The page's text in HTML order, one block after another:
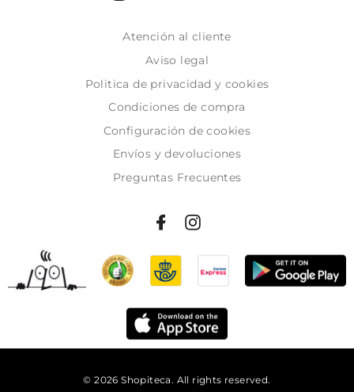
Atención al cliente
Aviso legal
Politica de privacidad y cookies
Condiciones de compra
Configuración de cookies
Envíos y devoluciones
Preguntas Frecuentes
© 2026 Shopiteca. All rights reserved.